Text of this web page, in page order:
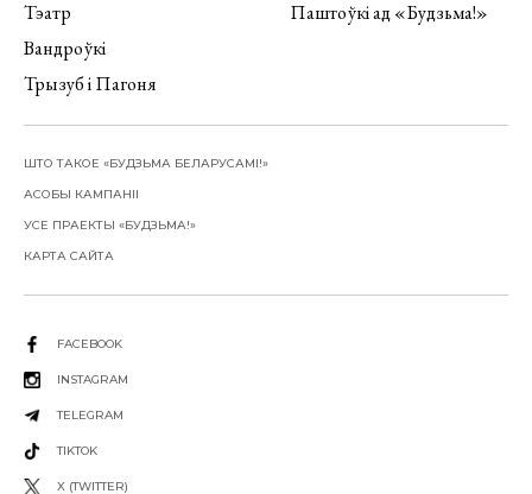
Тэатр
Вандроўкі
Трызуб і Пагоня
Паштоўкі ад «Будзьма!»
ШТО ТАКОЕ «БУДЗЬМА БЕЛАРУСАМІ!»
АСОБЫ КАМПАНІІ
УСЕ ПРАЕКТЫ «БУДЗЬМА!»
КАРТА САЙТА
FACEBOOK
INSTAGRAM
TELEGRAM
TIKTOK
X (TWITTER)